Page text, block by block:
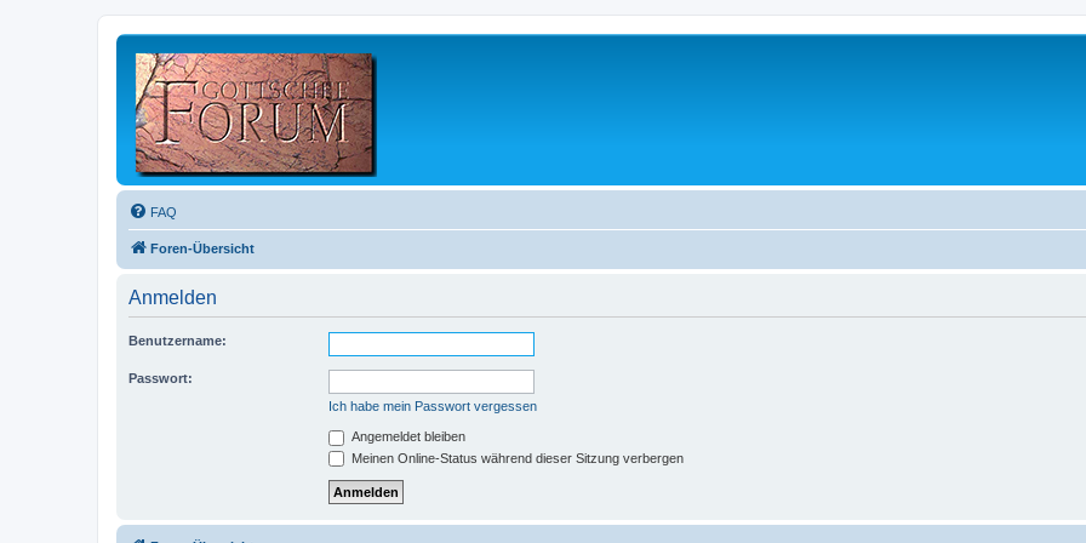
FAQ
Foren-Übersicht
Anmelden
Benutzername:
Passwort:
Ich habe mein Passwort vergessen
Angemeldet bleiben
Meinen Online-Status während dieser Sitzung verbergen